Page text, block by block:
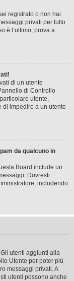
registrato o non hai
privati per tutto
è l’ultimo, prova a
​​di un utente
di Controllo
utente,
di impedire a un utente
da qualcuno in
Board include un
Dovresti
includendo
utenti aggiunti alla
Utente per poter più
messaggi privati. A
utenti possono anche